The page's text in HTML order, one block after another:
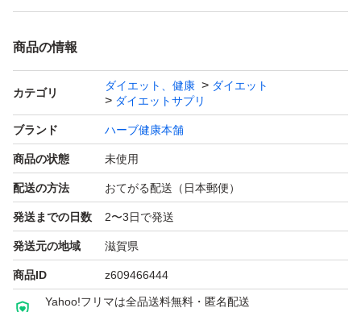
商品の情報
カテゴリ
ダイエット、健康
ダイエット
ダイエットサプリ
ブランド ハーブ健康本舗
商品の状態 未使用
配送の方法 おてがる配送（日本郵便）
発送までの日数 2〜3日で発送
発送元の地域 滋賀県
商品ID z609466444
Yahoo!フリマは全品送料無料・匿名配送